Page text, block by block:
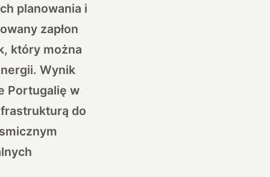
planowania i
zapłon
który można
Wynik
Portugalię w
do